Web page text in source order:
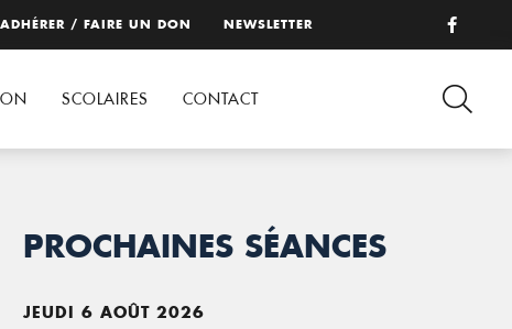
ADHÉRER / FAIRE UN DON NEWSLETTER
SCOLAIRES CONTACT
PROCHAINES SÉANCES
JEUDI 6 AOÛT 2026